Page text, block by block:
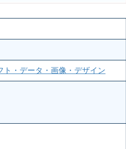
ト・データ・画像・デザイン